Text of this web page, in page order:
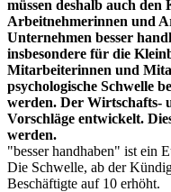
müssen deshalb auch
Arbeitnehmerinnen und
Unternehmen besser
insbesondere für die
Mitarbeiterinnen und
psychologische Schwelle
werden. Der Wirtschafts-
Vorschläge entwickelt.
werden.
"besser handhaben" ist ein
Die Schwelle, ab der
Beschäftigte auf 10 erhöht.